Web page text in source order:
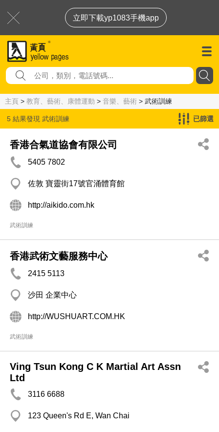
立即下載yp1083手機app
主頁 > 教育、藝術、康體運動 > 音樂、藝術 > 武術訓練
5 結果發現 武術訓練 已篩選
香港合氣道協會有限公司
5405 7802
佐敦 寶靈街17號官涌體育館
http://aikido.com.hk
武術訓練
香港武術文藝服務中心
2415 5113
沙田 企業中心
http://WUSHUART.COM.HK
武術訓練
Ving Tsun Kong C K Martial Art Assn
Ltd
3116 6688
123 Queen's Rd E, Wan Chai